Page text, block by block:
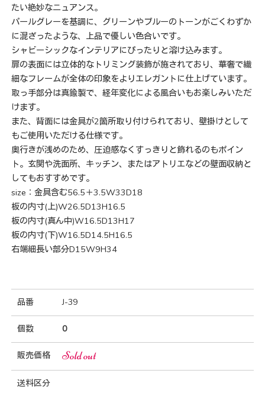
たい絶妙なニュアンス。
パールグレーを基調に、グリーンやブルーのトーンがごくわずか
に混ざったような、上品で優しい色合いです。
シャビーシックなインテリアにぴったりと溶け込みます。
扉の表面には立体的なトリミング装飾が施されており、華奢で繊
細なフレームが全体の印象をよりエレガントに仕上げています。
取っ手部分は真鍮製で、経年変化による風合いもお楽しみいただ
けます。
また、背面には金具が2箇所取り付けられており、壁掛けとして
もご使用いただける仕様です。
奥行きが浅めのため、圧迫感なくすっきりと飾れるのもポイン
ト。玄関や洗面所、キッチン、またはアトリエなどの壁面収納と
してもおすすめです。
size：金具含む56.5＋3.5W33D18
板の内寸(上)W26.5D13H16.5
板の内寸(真ん中)W16.5D13H17
板の内寸(下)W16.5D14.5H16.5
右端細長い部分D15W9H34
品番 J-39
個数 0
販売価格 Sold out
送料区分